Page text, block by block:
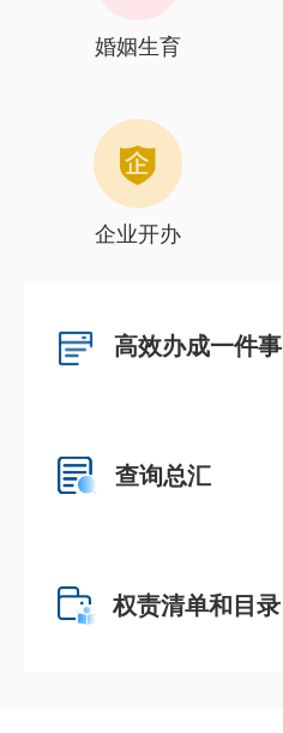
婚姻生育
企业开办
高效办成一件事
查询总汇
权责清单和目录